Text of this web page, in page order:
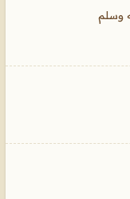
وسلم